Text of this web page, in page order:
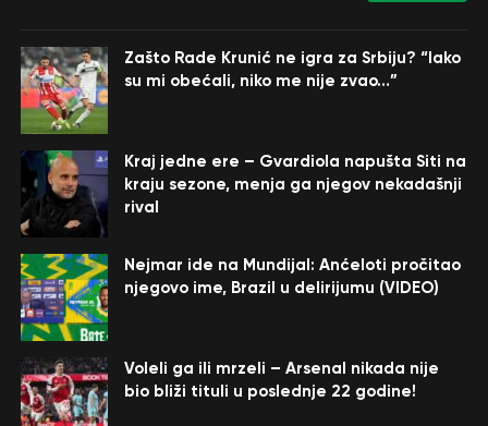
Zašto Rade Krunić ne igra za Srbiju? “Iako
su mi obećali, niko me nije zvao…”
Kraj jedne ere – Gvardiola napušta Siti na
kraju sezone, menja ga njegov nekadašnji
rival
Nejmar ide na Mundijal: Anćeloti pročitao
njegovo ime, Brazil u delirijumu (VIDEO)
Voleli ga ili mrzeli – Arsenal nikada nije
bio bliži tituli u poslednje 22 godine!